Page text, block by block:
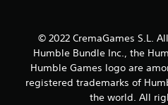
© 2022 CremaGames S.L.
Humble Bundle Inc., the
Humble Games logo are
registered trademarks of
the world. All